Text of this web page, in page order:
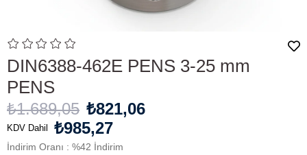
DIN6388-462E PENS 3-25 mm
PENS
₺1.689,05 ₺821,06
KDV Dahil ₺985,27
İndirim Oranı : %42 İndirim